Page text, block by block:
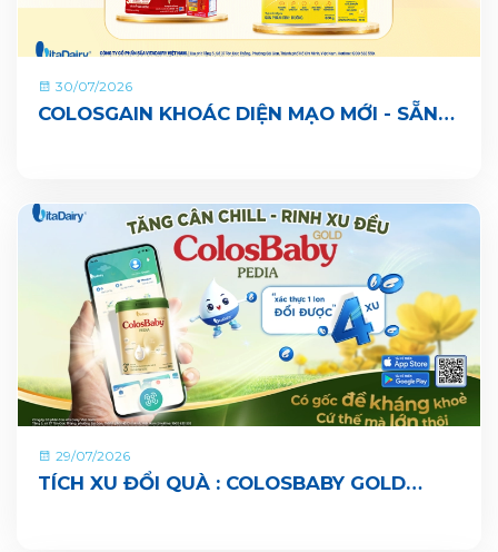
30/07/2026
COLOSGAIN KHOÁC DIỆN MẠO MỚI - SẴN
29/07/2026
TÍCH XU ĐỔI QUÀ : COLOSBABY GOLD